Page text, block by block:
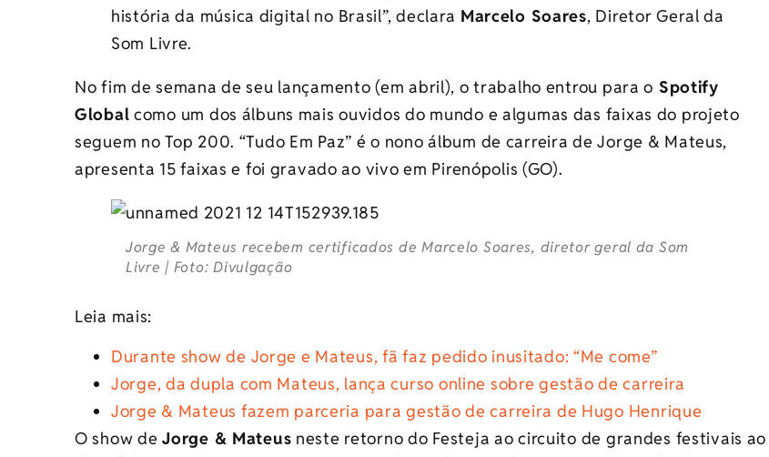
história da música digital no Brasil”, declara Marcelo Soares, Diretor Geral da
Som Livre.
No fim de semana de seu lançamento (em abril), o trabalho entrou para o Spotify
Global como um dos álbuns mais ouvidos do mundo e algumas das faixas do projeto
seguem no Top 200. “Tudo Em Paz” é o nono álbum de carreira de Jorge & Mateus,
apresenta 15 faixas e foi gravado ao vivo em Pirenópolis (GO).
Jorge & Mateus recebem certificados de Marcelo Soares, diretor geral da Som
Livre | Foto: Divulgação
Leia mais:
Durante show de Jorge e Mateus, fã faz pedido inusitado: “Me come”
Jorge, da dupla com Mateus, lança curso online sobre gestão de carreira
Jorge & Mateus fazem parceria para gestão de carreira de Hugo Henrique
O show deJorge & Mateus neste retorno do Festeja ao circuito de grandes festivais ao